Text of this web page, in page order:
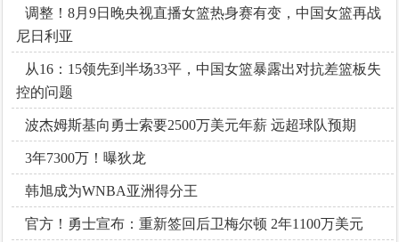
调整！8月9日晚央视直播女篮热身赛有变，中国女篮再战
尼日利亚
从16：15领先到半场33平，中国女篮暴露出对抗差篮板失
控的问题
波杰姆斯基向勇士索要2500万美元年薪 远超球队预期
3年7300万！曝狄龙
韩旭成为WNBA亚洲得分王
官方！勇士宣布：重新签回后卫梅尔顿 2年1100万美元